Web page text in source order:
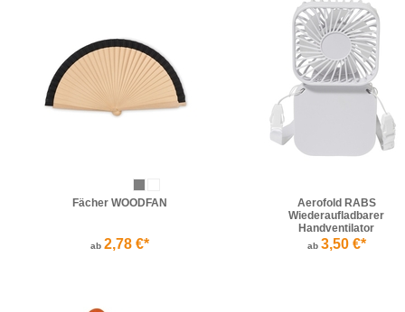
Fächer WOODFAN
ab 2,78 €*
Aerofold RABS
Wiederaufladbarer
Handventilator
ab 3,50 €*